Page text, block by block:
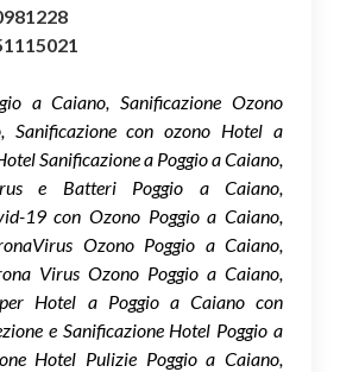
a Caiano, Sanificazione Ozono
Sanificazione con ozono Hotel a
Sanificazione a Poggio a Caiano,
e Batteri Poggio a Caiano,
19 con Ozono Poggio a Caiano,
Ozono Poggio a Caiano,
Virus Ozono Poggio a Caiano,
Hotel a Poggio a Caiano con
e Sanificazione Hotel Poggio a
Hotel Pulizie Poggio a Caiano,